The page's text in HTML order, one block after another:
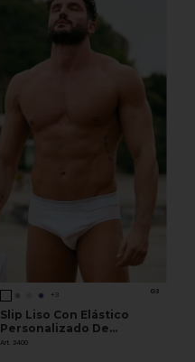
+3 G3
Slip Liso Con Elástico
Personalizado De
Algodón Y Lycra
Art. 3400